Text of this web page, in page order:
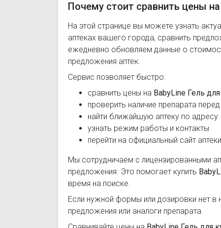
Почему стоит сравнить цены
На этой странице вы можете узнать
аптеках вашего города, сравнить
ежедневно обновляем данные о
предложения аптек.
Сервис позволяет быстро:
сравнить цены на BabyLine Гель
проверить наличие препарата
найти ближайшую аптеку по адресу
узнать режим работы и контакты
перейти на официальный сайт
Мы сотрудничаем с лицензированными
предложения. Это помогает купить
время на поиске.
Если нужной формы или дозировки нет в
предложения или аналоги препарата.